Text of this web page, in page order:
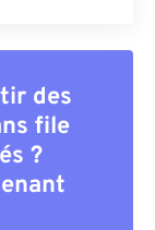
des
file
?